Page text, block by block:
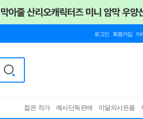
로그인 회원가입 마
젊은 작가 예사단독판매 이달의사은품